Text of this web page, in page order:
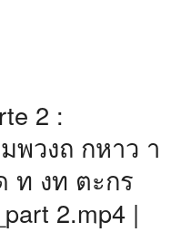
2 :
พวงถ กหาว า
ท งท ตะกร
2.mp4 |